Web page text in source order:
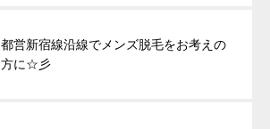
都営新宿線沿線でメンズ脱毛をお考えの
方に☆彡